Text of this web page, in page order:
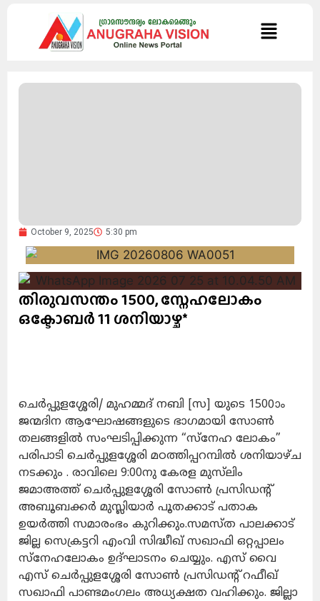
October 9, 2025 5:30 pm
തിരുവസന്തം 1500, സ്നേഹലോകം
ഒക്ടോബർ 11 ശനിയാഴ്ച*
ചെർപ്പുളശ്ശേരി/ മുഹമ്മദ് നബി [സ] യുടെ 1500ാം
ജന്മദിന ആഘോഷങ്ങളുടെ ഭാഗമായി സോൺ
തലങ്ങളിൽ സംഘടിപ്പിക്കുന്ന “സ്നേഹ ലോകം”
പരിപാടി ചെർപ്പുളശ്ശേരി മഠത്തിപ്പറമ്പിൽ ശനിയാഴ്ച
നടക്കും . രാവിലെ 9:00നു കേരള മുസ്‌ലിം
ജമാഅത്ത് ചെർപ്പുളശ്ശേരി സോൺ പ്രസിഡന്റ്
അബൂബക്കർ മുസ്ലിയാർ പൂതക്കാട് പതാക
ഉയർത്തി സമാരംഭം കുറിക്കും.സമസ്ത പാലക്കാട്
ജില്ല സെക്രട്ടറി എംവി സിദ്ധീഖ് സഖാഫി ഒറ്റപ്പാലം
സ്നേഹലോകം ഉദ്ഘാടനം ചെയ്യും. എസ് വൈ
എസ് ചെർപ്പുളശ്ശേരി സോൺ പ്രസിഡന്റ് റഫീഖ്
സഖാഫി പാണ്ടമംഗലം അധ്യക്ഷത വഹിക്കും. ജില്ലാ